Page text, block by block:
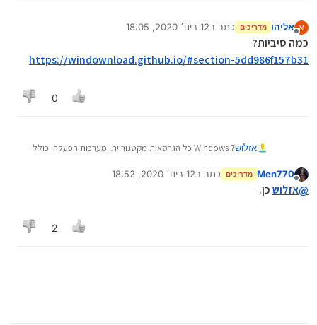
א אליהו מדריכים כתב ב12 בינו׳ 2020, 18:05
נערך לאחרונה על ידי
כמה סיביות?
https://windownload.github.io/#section-5dd986f157b31
0
אזלוש
Windows 7 כל הגרסאות מקטגוריית 'מערכות הפעלה' כולל
מנותק
Men770 מדריכים כתב ב12 בינו׳ 2020, 18:52
נערך לאחרונה על ידי
@אזלושכן.
2